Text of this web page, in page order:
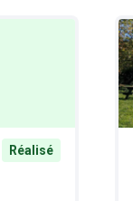
Réalisé